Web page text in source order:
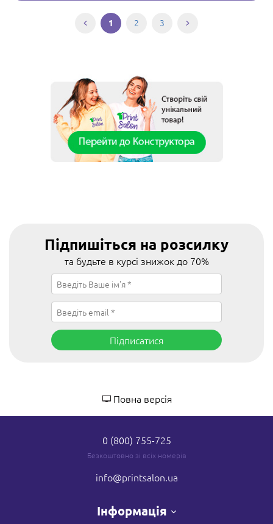
1 2 3
Підпишіться на розсилку
та будьте в курсі знижок до 70%
Підписатися
Повна версія
0 (800) 755-725
Безкоштовно зі всіх номерів
info@printsalon.ua
Інформація